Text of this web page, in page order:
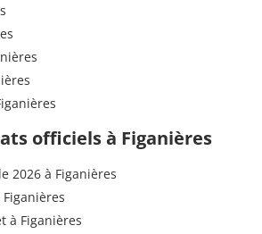
officiels à Figanières
2026 à Figanières
à Figanières